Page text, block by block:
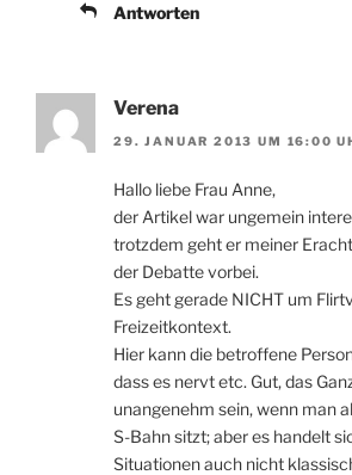
Antworten
Verena
29. JANUAR 2013 UM 16:00
Hallo liebe Frau Anne,
der Artikel war ungemein
trotzdem geht er meiner
der Debatte vorbei.
Es geht gerade NICHT um
Freizeitkontext.
Hier kann die betroffene
dass es nervt etc. Gut, das
unangenehm sein, wenn man
S-Bahn sitzt; aber es handelt
Situationen auch nicht